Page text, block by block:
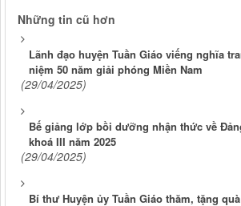
Những tin cũ hơn
Lãnh đạo huyện Tuần Giáo viếng nghĩa
niệm 50 năm giải phóng Miền Nam
(29/04/2025)
Bế giảng lớp bồi dưỡng nhận thức về
khoá III năm 2025
(29/04/2025)
Bí thư Huyện ủy Tuần Giáo thăm, tặng